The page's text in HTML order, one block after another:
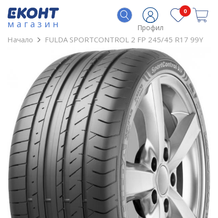
магазин Профил
0
Начало FULDA SPORTCONTROL 2 FP 245/45 R17 99Y